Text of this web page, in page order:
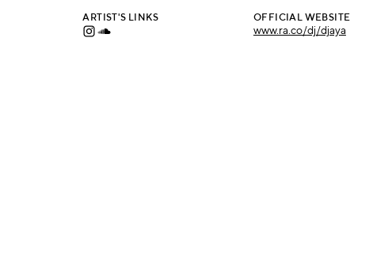
ARTIST'S LINKS OFFICIAL WEBSITE
www.ra.co/dj/djaya